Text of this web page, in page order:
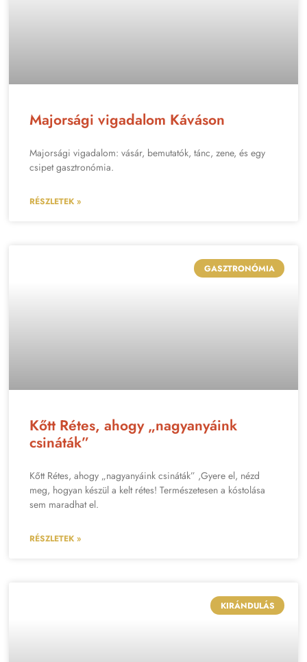
Majorsági vigadalom Káváson
Majorsági vigadalom: vásár, bemutatók, tánc, zene, és egy
csipet gasztronómia.
RÉSZLETEK »
GASZTRONÓMIA
Kőtt Rétes, ahogy „nagyanyáink
csináták”
Kőtt Rétes, ahogy „nagyanyáink csináták” ,Gyere el, nézd
meg, hogyan készül a kelt rétes! Természetesen a kóstolása
sem maradhat el.
RÉSZLETEK »
KIRÁNDULÁS